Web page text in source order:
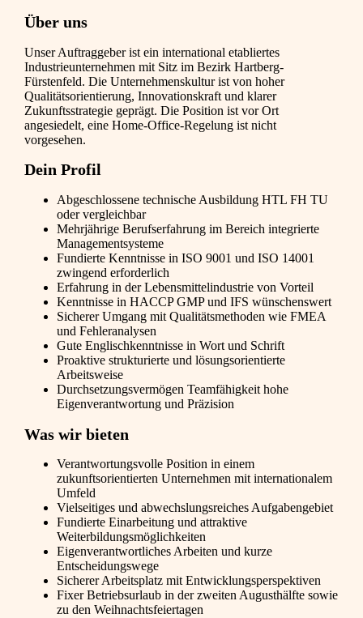
Über uns
Unser Auftraggeber ist ein international etabliertes
Industrieunternehmen mit Sitz im Bezirk Hartberg-
Fürstenfeld. Die Unternehmenskultur ist von hoher
Qualitätsorientierung, Innovationskraft und klarer
Zukunftsstrategie geprägt. Die Position ist vor Ort
angesiedelt, eine Home-Office-Regelung ist nicht
vorgesehen.
Dein Profil
Abgeschlossene technische Ausbildung HTL FH TU
oder vergleichbar
Mehrjährige Berufserfahrung im Bereich integrierte
Managementsysteme
Fundierte Kenntnisse in ISO 9001 und ISO 14001
zwingend erforderlich
Erfahrung in der Lebensmittelindustrie von Vorteil
Kenntnisse in HACCP GMP und IFS wünschenswert
Sicherer Umgang mit Qualitätsmethoden wie FMEA
und Fehleranalysen
Gute Englischkenntnisse in Wort und Schrift
Proaktive strukturierte und lösungsorientierte
Arbeitsweise
Durchsetzungsvermögen Teamfähigkeit hohe
Eigenverantwortung und Präzision
Was wir bieten
Verantwortungsvolle Position in einem
zukunftsorientierten Unternehmen mit internationalem
Umfeld
Vielseitiges und abwechslungsreiches Aufgabengebiet
Fundierte Einarbeitung und attraktive
Weiterbildungsmöglichkeiten
Eigenverantwortliches Arbeiten und kurze
Entscheidungswege
Sicherer Arbeitsplatz mit Entwicklungsperspektiven
Fixer Betriebsurlaub in der zweiten Augusthälfte sowie
zu den Weihnachtsfeiertagen